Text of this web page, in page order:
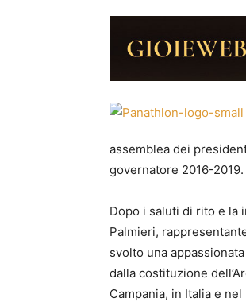
assemblea dei
governatore 2016-2019.
Dopo i saluti di rito e la
Palmieri,
svolto una
dalla costituzione
Campania, in Italia e nel